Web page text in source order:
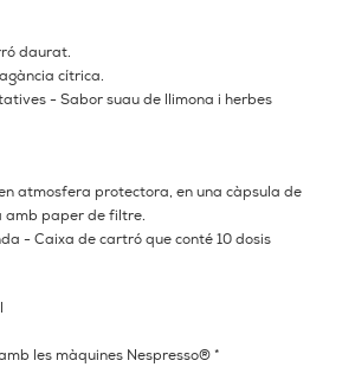
daurat.
cítrica.
- Sabor suau de llimona i herbes
atmosfera protectora, en una càpsula de
amb paper de filtre.
- Caixa de cartró que conté 10 dosis
addicional
les màquines Nespresso® *